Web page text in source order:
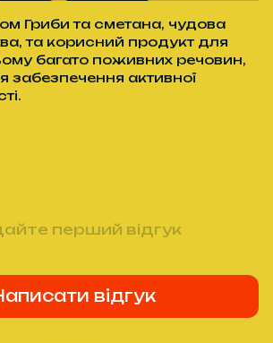
Гриби та сметана, чудова
та корисний продукт для
багато поживних речовин,
забезпечення активної
перший відгук
відгук